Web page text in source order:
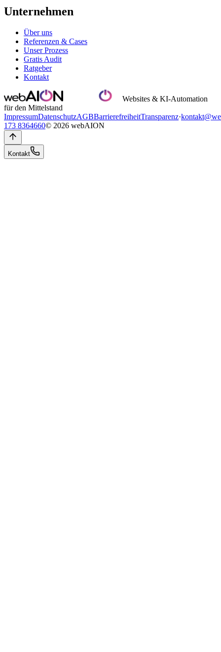
Unternehmen
Über uns
Referenzen & Cases
Unser Prozess
Gratis Audit
Ratgeber
Kontakt
Websites & KI-Automation
für den Mittelstand
ImpressumDatenschutzAGBBarrierefreiheitTransparenz·
173 8364660© 2026 webAION
Kontakt